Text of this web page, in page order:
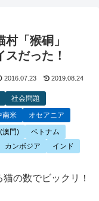
「猴硐」
スだった！
2016.07.23 2019.08.24
社会問題
南米 オセアニア
澳門)
ベトナム
カンボジア
インド
の数でビックリ！